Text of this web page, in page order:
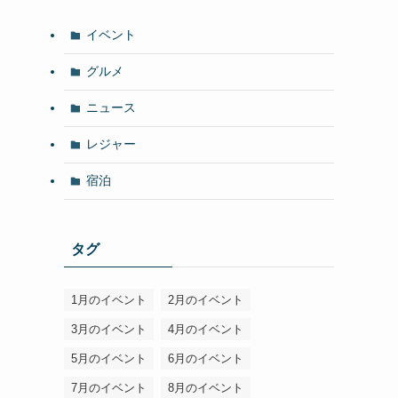
イベント
グルメ
ニュース
レジャー
宿泊
タグ
1月のイベント 2月のイベント
3月のイベント 4月のイベント
5月のイベント 6月のイベント
7月のイベント 8月のイベント